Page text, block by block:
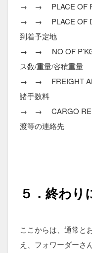
→ → PLACE OF
→ → PLACE OF
到着予定地
→ → NO OF
ス数/重量/容積重量
→ → FREIGHT
諸手数料
→ → CARGO
渡等の連絡先
５．終わり
ここからは、通常と
え、フォワーダーさ